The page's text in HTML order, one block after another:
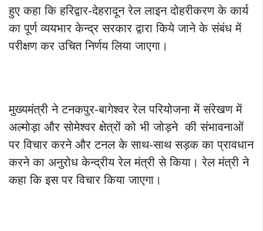
हुए कहा कि हरिद्वार-देहरादून रेल लाइन दोहरीकरण के कार्य
का पूर्ण व्ययभार केन्द्र सरकार द्वारा किये जाने के संबंध में
परीक्षण कर उचित निर्णय लिया जाएगा।
मुख्यमंत्री ने टनकपुर-बागेश्वर रेल परियोजना में संरेखण में
अल्मोड़ा और सोमेश्वर क्षेत्रों को भी जोड़ने की संभावनाओं
पर विचार करने और टनल के साथ-साथ सड़क का प्रावधान
करने का अनुरोध केन्द्रीय रेल मंत्री से किया। रेल मंत्री ने
कहा कि इस पर विचार किया जाएगा।